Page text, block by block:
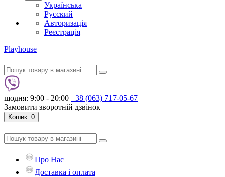
Українська
Русский
Авторизація
Реєстрація
Playhouse
щодня: 9:00 - 20:00 +38 (063) 717-05-67
Замовити зворотній дзвінок
Кошик: 0
Про Нас
Доставка і оплата